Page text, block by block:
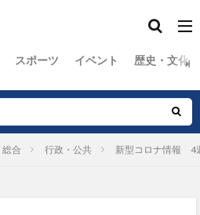
スポーツ イベント 歴史・文化
総合 行政・公共 新型コロナ情報 4